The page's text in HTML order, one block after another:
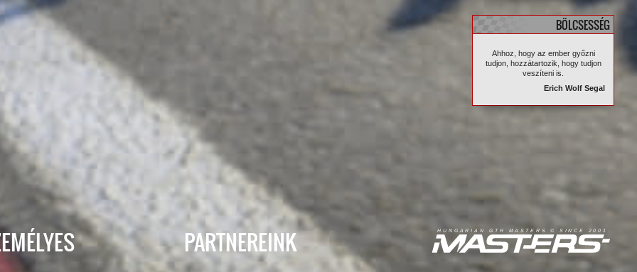
BÖLCSESSÉG
Ahhoz, hogy az ember győzni
tudjon, hozzátartozik, hogy tudjon
veszíteni is.
Erich Wolf Segal
PARTNEREINK H U N G A R I A N G T R M A S T E R S © S I N C E 2 0 0 1